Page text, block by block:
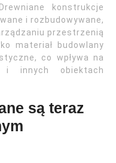
konstrukcje
i rozbudowywane,
przestrzenią
materiał budowlany
co wpływa na
innych obiektach
są teraz